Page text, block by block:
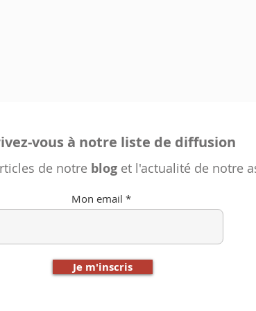
vous à notre liste de diffusion
de notre blog et l'actualité de notre
Mon email
Je m'inscris